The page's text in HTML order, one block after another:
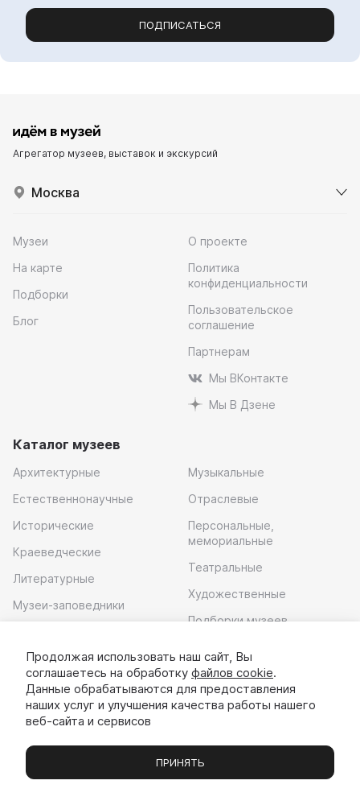
ПОДПИСАТЬСЯ
Агрегатор музеев, выставок и экскурсий
Москва
Музеи
На карте
Подборки
Блог
О проекте
Политика
конфиденциальности
Пользовательское
соглашение
Партнерам
Мы ВКонтакте
Мы В Дзене
Каталог музеев
Архитектурные
Естественнонаучные
Исторические
Краеведческие
Литературные
Музеи-заповедники
Музыкальные
Отраслевые
Персональные,
мемориальные
Театральные
Художественные
Подборки музеев
Скачать приложение
Музеи Выставки Экскурсии Чаты Вы
Продолжая использовать наш сайт, Вы
соглашаетесь на обработку файлов cookie.
Данные обрабатываются для предоставления
наших услуг и улучшения качества работы нашего
веб-сайта и сервисов
ПРИНЯТЬ